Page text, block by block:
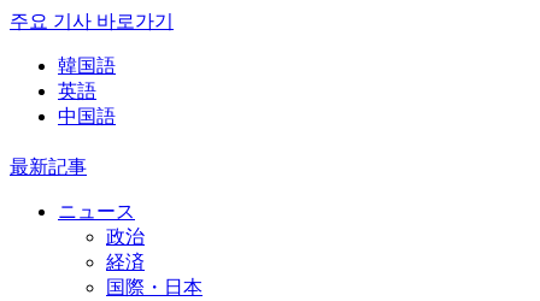
주요 기사 바로가기
韓国語
英語
中国語
最新記事
ニュース
政治
経済
国際・日本